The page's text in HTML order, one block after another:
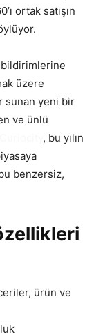
ortak satışın
bildirimlerine
üzere
sunan yeni bir
ve ünlü
, bu yılın
benzersiz,
ürün ve